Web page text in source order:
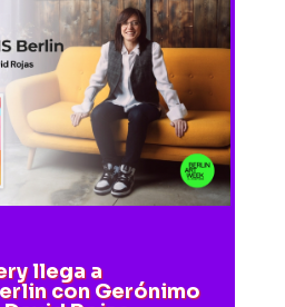
llega a
con Gerónimo